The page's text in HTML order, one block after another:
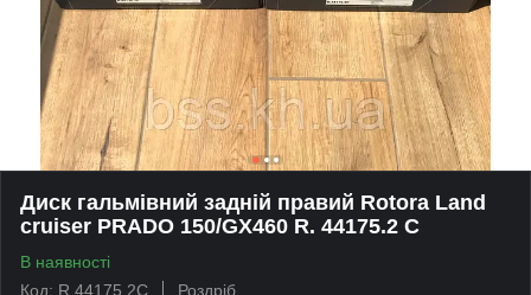
Диск гальмівний задній правий Rotora Land
cruiser PRADO 150/GX460 R. 44175.2 C
В наявності
Код: R.44175.2C
Роздріб